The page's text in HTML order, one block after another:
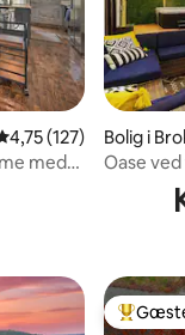
ud af 5 i
4,75 (127)
med
Bolig i
Oase
spabad,
Bedste